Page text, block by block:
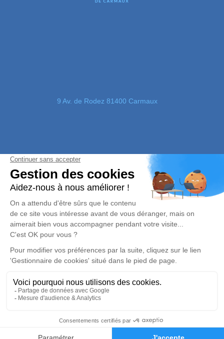
9 Av. de Rodez 81400 Carmaux
05 63 76 54 55
Mentions légales - Pompes funèbres vers Naucelle
Charte d'utilisation des données
Réalisation et référencement par